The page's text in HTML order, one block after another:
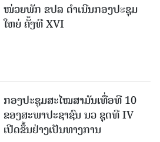
ໜ່ວຍພັກ ຂປລ ດຳເນີນກອງປະຊຸມ
ໃຫຍ່ ຄັ້ງທີ XVI
ກອງປະຊຸມສະໄໝສາມັນເທື່ອທີ 10
ຂອງສະພາປະຊາຊົນ ນວ ຊຸດທີ IV
ເປີດຂຶ້ນຢ່າງເປັນທາງການ